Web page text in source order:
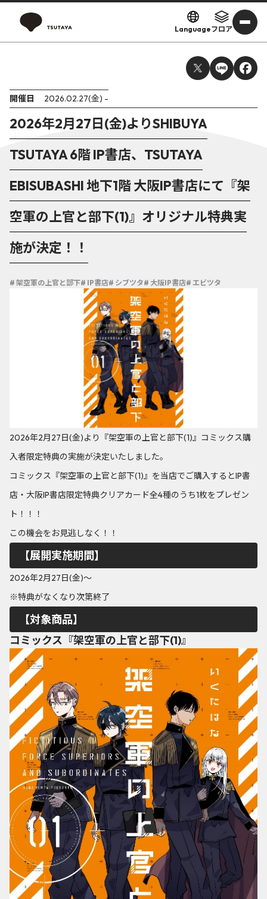
Languageフロア
開催日 2026.02.27(金) -
2026年2月27日(金)よりSHIBUYA
TSUTAYA 6階 IP書店、TSUTAYA
EBISUBASHI 地下1階 大阪IP書店にて『架
空軍の上官と部下(1)』オリジナル特典実
施が決定！！
# 架空軍の上官と部下# IP書店# シブツタ# 大阪IP書店# エビツタ
2026年2月27日(金)より『架空軍の上官と部下(1)』コミックス購
入者限定特典の実施が決定いたしました。
コミックス『架空軍の上官と部下(1)』を当店でご購入するとIP書
店・大阪IP書店限定特典クリアカード全4種のうち1枚をプレゼン
ト！！！
この機会をお見逃しなく！！
【展開実施期間】
2026年2月27日(金)～
※特典がなくなり次第終了
【対象商品】
コミックス『架空軍の上官と部下(1)』